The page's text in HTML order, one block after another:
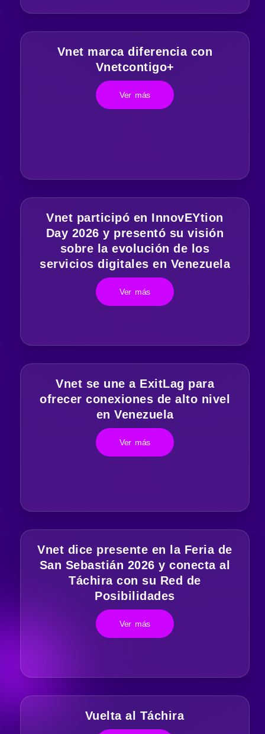
Vnet marca diferencia con
Vnetcontigo+
Ver más
Vnet participó en InnovEYtion
Day 2026 y presentó su visión
sobre la evolución de los
servicios digitales en Venezuela
Ver más
Vnet se une a ExitLag para
ofrecer conexiones de alto nivel
en Venezuela
Ver más
Vnet dice presente en la Feria de
San Sebastián 2026 y conecta al
Táchira con su Red de
Posibilidades
Ver más
Vuelta al Táchira